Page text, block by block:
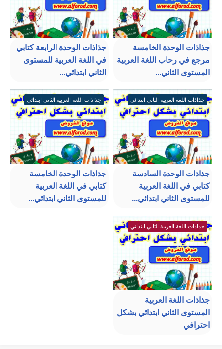
جذاذات الوحدة الخامسة
مرجع في رحاب اللغة العربية
المستوى الثاني...
جذاذات الوحدة الرابعة كتابي
في اللغة العربية للمستوى
الثاني ابتدائي...
جذاذات اللغة العربية الثاني ابتدائي
جذاذات الوحدة السادسة
كتابي في اللغة العربية
للمستوى الثاني ابتدائي...
جذاذات اللغة العربية الثاني ابتدائي
جذاذات الوحدة الخامسة
كتابي في اللغة العربية
للمستوى الثاني ابتدائي...
جذاذات اللغة العربية الثاني ابتدائي
جذاذات اللغة العربية
المستوى الثاني ابتدائي بشكل
احترافي